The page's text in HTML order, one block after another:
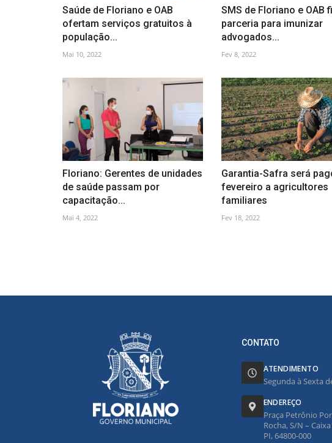
Saúde de Floriano e OAB
ofertam serviços gratuitos à
população...
Mai 10, 2022
SMS de Floriano e OAB
parceria para imunizar
advogados...
Fev 8, 2022
Floriano: Gerentes de unidades
de saúde passam por
capacitação...
Mai 4, 2022
Garantia-Safra será
fevereiro a agricultores
familiares
Fev 18, 2022
CONTATO
ATENDIMENTO
Segunda à Sexta
ENDEREÇO
Praça Petrônio
Rocha, S/N –
PI, 64800-000